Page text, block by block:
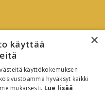
×
käyttää
käyttökokemuksen
hyväksyt kaikki
mukaisesti. Lue lisää